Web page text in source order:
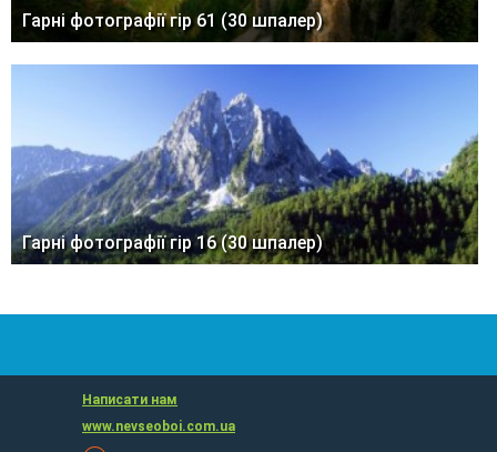
Гарні фотографії гір 61 (30 шпалер)
Гарні фотографії гір 16 (30 шпалер)
Написати нам
www.nevseoboi.com.ua